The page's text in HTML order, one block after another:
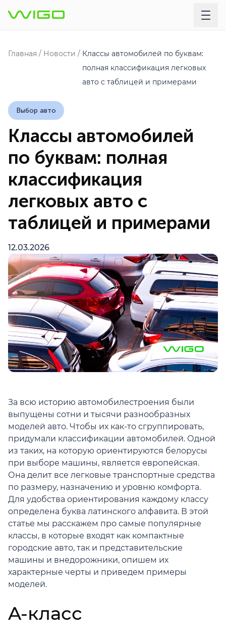
Главная Новости
Классы автомобилей по буквам:
полная классификация легковых
авто с таблицей и примерами
Выбор авто
Классы автомобилей
по буквам: полная
классификация
легковых авто с
таблицей и примерами
12.03.2026
За всю историю автомобилестроения были
выпущены сотни и тысячи разнообразных
моделей авто. Чтобы их как-то сгруппировать,
придумали классификации автомобилей. Одной
из таких, на которую ориентируются белорусы
при выборе машины, является европейская.
Она делит все легковые транспортные средства
по размеру, назначению и уровню комфорта.
Для удобства ориентирования каждому классу
определена буква латинского алфавита. В этой
статье мы расскажем про самые популярные
классы, в которые входят как компактные
городские авто, так и представительские
машины и внедорожники, опишем их
характерные черты и приведем примеры
моделей.
A-класс